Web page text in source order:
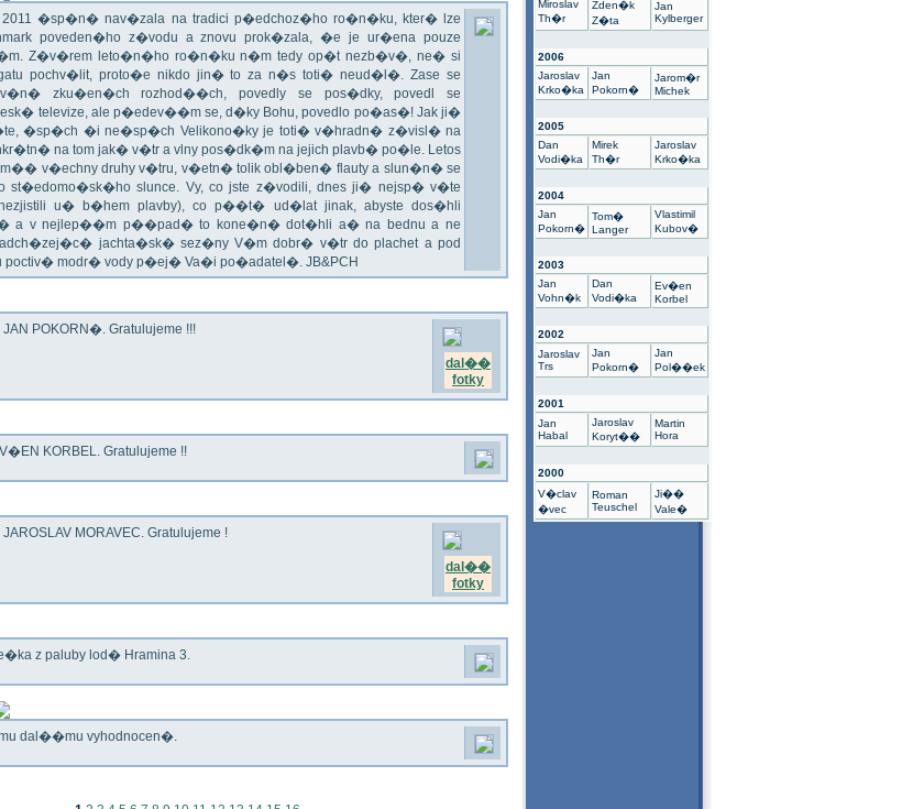
2011 �sp�n� nav�zala na tradici p�edchoz�ho ro�n�ku, kter� lze
poveden�ho z�vodu a znovu prok�zala, �e je ur�ena pouze
Z�v�rem leto�n�ho ro�n�ku n�m tedy op�t nezb�v�, ne� si
pochv�lit, proto�e nikdo jin� to za n�s toti� neud�l�. Zase se
zku�en�ch rozhod��ch, povedly se pos�dky, povedl se
televize, ale p�edev��m se, d�ky Bohu, povedlo po�as�! Jak ji�
�sp�ch �i ne�sp�ch Velikono�ky je toti� v�hradn� z�visl� na
na tom jak� v�tr a vlny pos�dk�m na jejich plavb� po�le. Letos
v�echny druhy v�tru, v�etn� tolik obl�ben� flauty a slun�n� se
st�edomo�sk�ho slunce. Vy, co jste z�vodili, dnes ji� nejsp� v�te
u� b�hem plavby), co p��t� ud�lat jinak, abyste dos�hli
a v nejlep��m p��pad� to kone�n� dot�hli a� na bednu a ne
jachta�sk� sez�ny V�m dobr� v�tr do plachet a pod
poctiv� modr� vody p�ej� Va�i po�adatel�. JB&PCH
POKORN�. Gratulujeme !!!
dal��
fotky
KORBEL. Gratulujeme !!
MORAVEC. Gratulujeme !
dal��
fotky
z paluby lod� Hramina 3.
dal��mu vyhodnocen�.
Miroslav
Th�r
Zden�k
Z�ta
Jan
Kylberger
2006
Jaroslav
Krko�ka
Jan
Pokorn�
Jarom�r
Michek
2005
Dan
Vodi�ka
Mirek
Th�r
Jaroslav
Krko�ka
2004
Jan
Pokorn�
Tom�
Langer
Vlastimil
Kubov�
2003
Jan
Vohn�k
Dan
Vodi�ka
Ev�en
Korbel
2002
Jaroslav
Trs
Jan
Pokorn�
Jan
Pol��ek
2001
Jan
Habal
Jaroslav
Koryt��
Martin
Hora
2000
V�clav
�vec
Roman
Teuschel
Ji��
Vale�